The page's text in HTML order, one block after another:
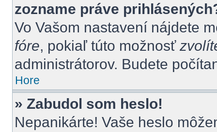
zozname práve
Vo Vašom nastavení nájdete
fóre, pokiaľ túto možnosť
administrátorov. Budete
Hore
» Zabudol som heslo!
Nepanikárte! Vaše heslo